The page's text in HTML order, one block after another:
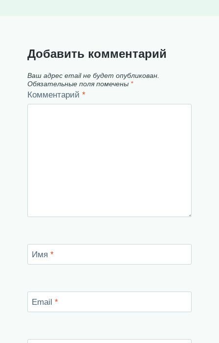
Добавить комментарий
Ваш адрес email не будет опубликован.
Обязательные поля помечены *
Комментарий *
Имя *
Email *